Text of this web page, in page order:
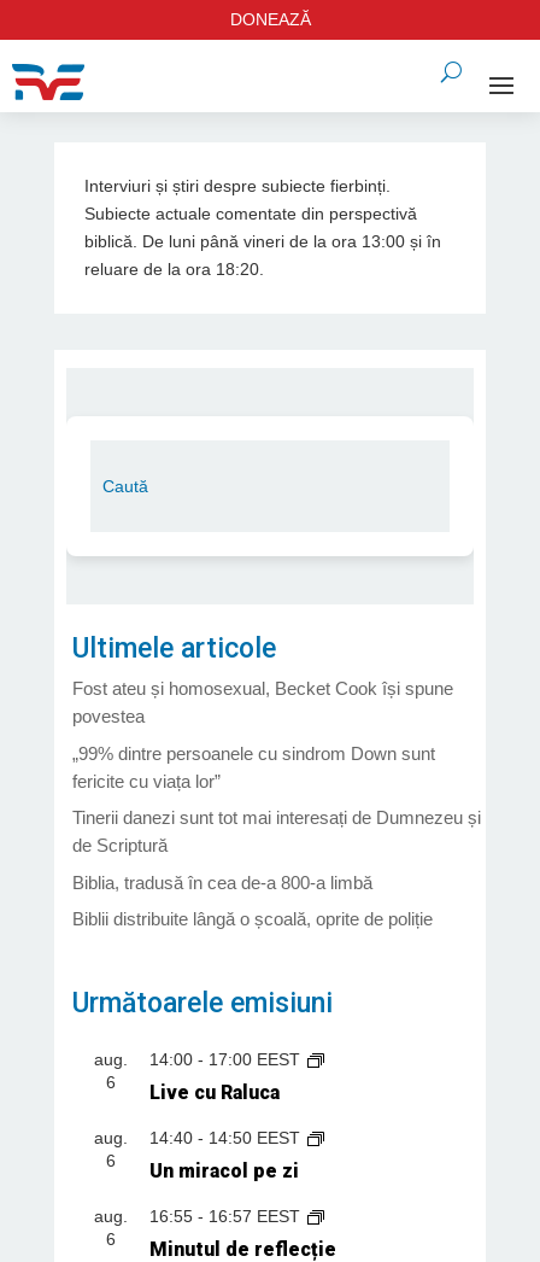
DONEAZĂ
Interviuri și știri despre subiecte fierbinți.
Subiecte actuale comentate din perspectivă
biblică. De luni până vineri de la ora 13:00 și în
reluare de la ora 18:20.
Ultimele articole
Fost ateu și homosexual, Becket Cook își spune
povestea
„99% dintre persoanele cu sindrom Down sunt
fericite cu viața lor”
Tinerii danezi sunt tot mai interesați de Dumnezeu și
de Scriptură
Biblia, tradusă în cea de-a 800-a limbă
Biblii distribuite lângă o școală, oprite de poliție
Următoarele emisiuni
aug.
6
14:00- 17:00 EEST
Live cu Raluca
aug.
6
14:40- 14:50 EEST
Un miracol pe zi
aug.
6
16:55- 16:57 EEST
Minutul de reflecție